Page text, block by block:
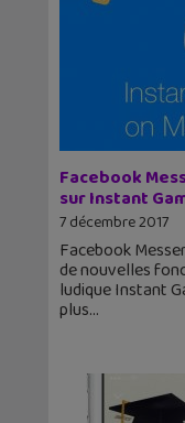
Facebook
sur Instant
7 décembre 2017
Facebook
de nouvelles
ludique Instant
plus